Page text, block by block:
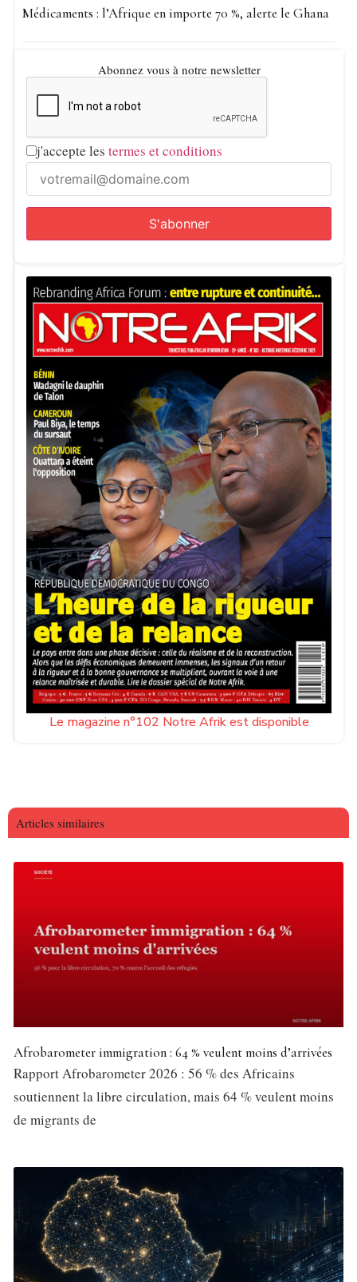
Médicaments : l’Afrique en importe 70 %, alerte le Ghana
Abonnez vous à notre newsletter
j'accepte les termes et conditions
Le magazine n°102 Notre Afrik est disponible
Articles similaires
Afrobarometer immigration : 64 % veulent moins d’arrivées
Rapport Afrobarometer 2026 : 56 % des Africains
soutiennent la libre circulation, mais 64 % veulent moins
de migrants de